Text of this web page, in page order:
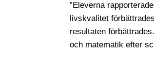
”Eleverna
livskvalitet
resultaten
och matematik efter